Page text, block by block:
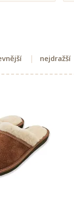
nejdražší